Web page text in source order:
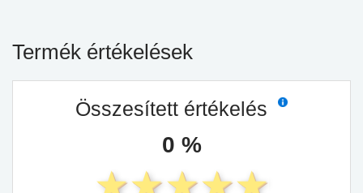
Termék értékelések
Összesített értékelés
0 %